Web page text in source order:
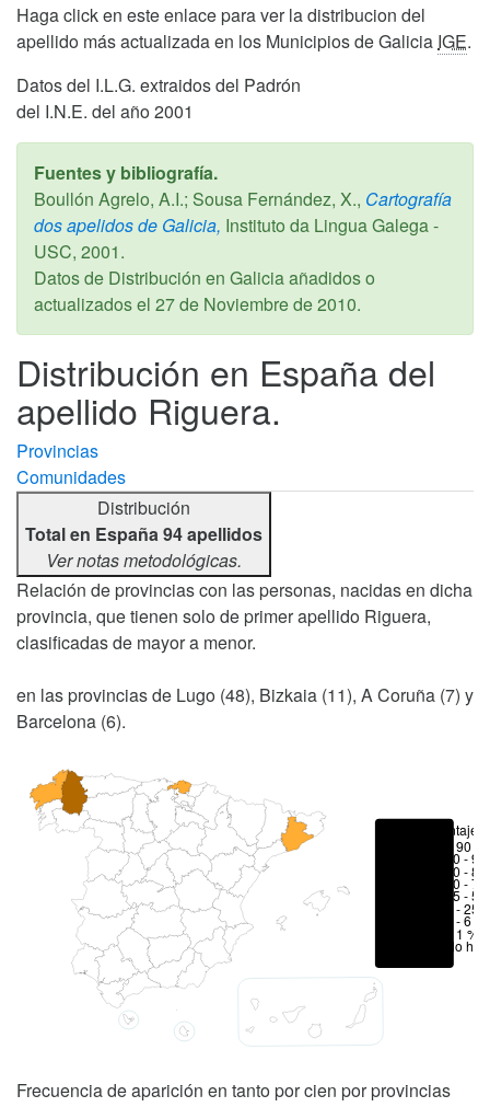
Haga click en este enlace para ver la distribucion del
apellido más actualizada en los Municipios de Galicia IGE.
Datos del I.L.G. extraidos del Padrón
del I.N.E. del año 2001
Fuentes y bibliografía.
Boullón Agrelo, A.I.; Sousa Fernández, X., Cartografía
dos apelidos de Galicia, Instituto da Lingua Galega -
USC, 2001.
Datos de Distribución en Galicia añadidos o
actualizados el 27 de Noviembre de 2010.
Distribución en España del
apellido Riguera.
Provincias
Comunidades
Distribución
Total en España 94 apellidos
Ver notas metodológicas.
Relación de provincias con las personas, nacidas en dicha
provincia, que tienen solo de primer apellido Riguera,
clasificadas de mayor a menor.
en las provincias de Lugo (48), Bizkaia (11), A Coruña (7) y
Barcelona (6).
Porcentajes
> 90 %
80 -
70 -
50 -
25 -
6 - 25
1 - 6 %
< 1 %
No hay
Frecuencia de aparición en tanto por cien por provincias